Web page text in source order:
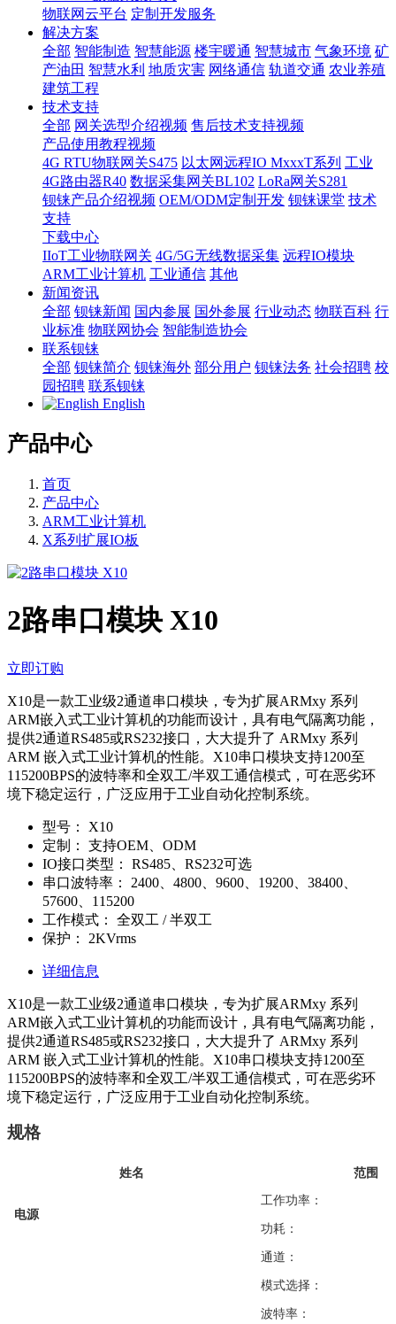
物联网云平台 定制开发服务
解决方案
全部 智能制造 智慧能源 楼宇暖通 智慧城市 气象环境 矿
产油田 智慧水利 地质灾害 网络通信 轨道交通 农业养殖
建筑工程
技术支持
全部 网关选型介绍视频 售后技术支持视频
产品使用教程视频
4G RTU物联网关S475 以太网远程IO MxxxT系列 工业
4G路由器R40 数据采集网关BL102 LoRa网关S281
钡铼产品介绍视频 OEM/ODM定制开发 钡铼课堂 技术
支持
下载中心
IIoT工业物联网关 4G/5G无线数据采集 远程IO模块
ARM工业计算机 工业通信 其他
新闻资讯
全部 钡铼新闻 国内参展 国外参展 行业动态 物联百科 行
业标准 物联网协会 智能制造协会
联系钡铼
全部 钡铼简介 钡铼海外 部分用户 钡铼法务 社会招聘 校
园招聘 联系钡铼
English
产品中心
首页
产品中心
ARM工业计算机
X系列扩展IO板
2路串口模块 X10
立即订购
X10是一款工业级2通道串口模块，专为扩展ARMxy 系列
ARM嵌入式工业计算机的功能而设计，具有电气隔离功能，
提供2通道RS485或RS232接口，大大提升了 ARMxy 系列
ARM 嵌入式工业计算机的性能。X10串口模块支持1200至
115200BPS的波特率和全双工/半双工通信模式，可在恶劣环
境下稳定运行，广泛应用于工业自动化控制系统。
型号：
X10
定制：
支持OEM、ODM
IO接口类型：
RS485、RS232可选
串口波特率：
2400、4800、9600、19200、38400、
57600、115200
工作模式：
全双工 / 半双工
保护：
2KVrms
详细信息
X10是一款工业级2通道串口模块，专为扩展ARMxy 系列
ARM嵌入式工业计算机的功能而设计，具有电气隔离功能，
提供2通道RS485或RS232接口，大大提升了 ARMxy 系列
ARM 嵌入式工业计算机的性能。X10串口模块支持1200至
115200BPS的波特率和全双工/半双工通信模式，可在恶劣环
境下稳定运行，广泛应用于工业自动化控制系统。
规格
姓名 范围
电源
工作功率：
功耗：
通道：
模式选择：
波特率：